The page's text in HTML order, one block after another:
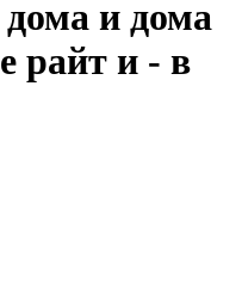
и дома
райт и - в